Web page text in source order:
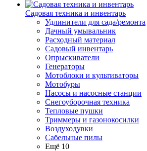
Садовая техника и инвентарь
Удлинители для сада/ремонта
Дачный умывальник
Расходный материал
Садовый инвентарь
Опрыскиватели
Генераторы
Мотоблоки и культиваторы
Мотобуры
Насосы и насосные станции
Снегоуборочная техника
Тепловые пушки
Триммеры и газонокосилки
Воздуходувки
Сабельные пилы
Ещё 10